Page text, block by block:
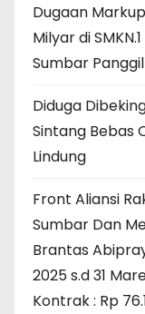
Dugaan
Milyar di
Sumbar
Diduga
Sintang Bebas
Lindung
Front Aliansi
Sumbar Dan
Brantas
2025 s.d 31
Kontrak : Rp